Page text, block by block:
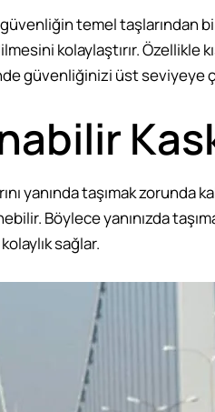
temel taşlarından
kolaylaştırır. Özellikle
güvenliğinizi üst seviyeye
yanında taşımak zorunda
Böylece yanınızda
sağlar.